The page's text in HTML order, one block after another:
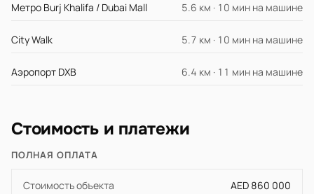
Метро Burj Khalifa / Dubai Mall 5.6 км · 10 мин на машине
City Walk 5.7 км · 10 мин на машине
Аэропорт DXB 6.4 км · 11 мин на машине
Стоимость и платежи
ПОЛНАЯ ОПЛАТА
Стоимость объекта AED 860 000